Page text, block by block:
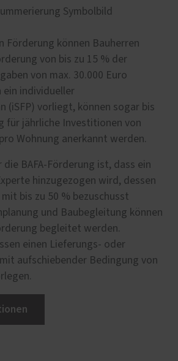
Förderung können Bauherren
von bis zu 15 % der
von max. 30.000 Euro
ein individueller
(iSFP) vorliegt, können sogar bis
für jährliche Investitionen von
Wohnung anerkannt werden.
BAFA-Förderung ist, dass ein
hinzugezogen wird, dessen
bis zu 50 % bezuschusst
und Baubegleitung können
begleitet werden.
einen Lieferungs- oder
aufschiebender Bedingung von